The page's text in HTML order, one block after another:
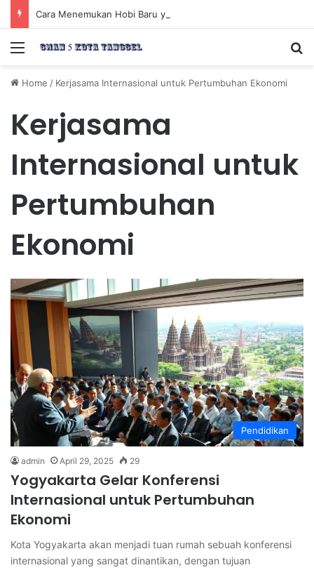
Menu
Home / Kerjasama Internasional untuk Pertumbuhan Ekonomi
Kerjasama
Internasional untuk
Pertumbuhan
Ekonomi
Pendidikan
admin April 29, 2025 29
Yogyakarta Gelar Konferensi
Internasional untuk Pertumbuhan
Ekonomi
Kota Yogyakarta akan menjadi tuan rumah sebuah konferensi
internasional yang sangat dinantikan, dengan tujuan